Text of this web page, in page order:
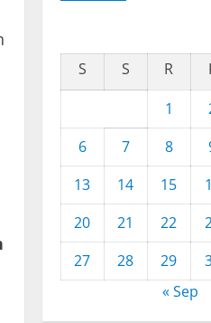
S S R
1
6
7 8
13
14 15
20
21 22
27
28 29
« Sep